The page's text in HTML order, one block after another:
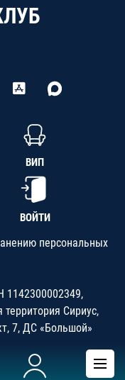
ВИП
ВОЙТИ
персональных
1142300002349,
Сириус,
7, ДС «Большой»